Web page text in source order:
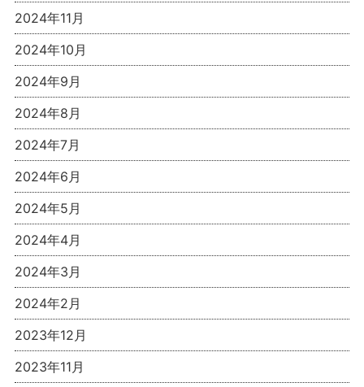
2024年11月
2024年10月
2024年9月
2024年8月
2024年7月
2024年6月
2024年5月
2024年4月
2024年3月
2024年2月
2023年12月
2023年11月